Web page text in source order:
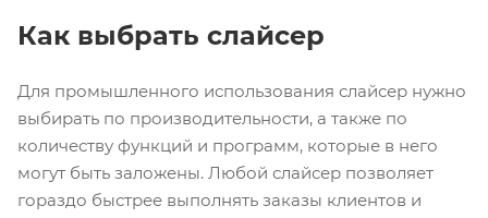
Как выбрать слайсер
Для промышленного использования слайсер нужно
выбирать по производительности, а также по
количеству функций и программ, которые в него
могут быть заложены. Любой слайсер позволяет
гораздо быстрее выполнять заказы клиентов и